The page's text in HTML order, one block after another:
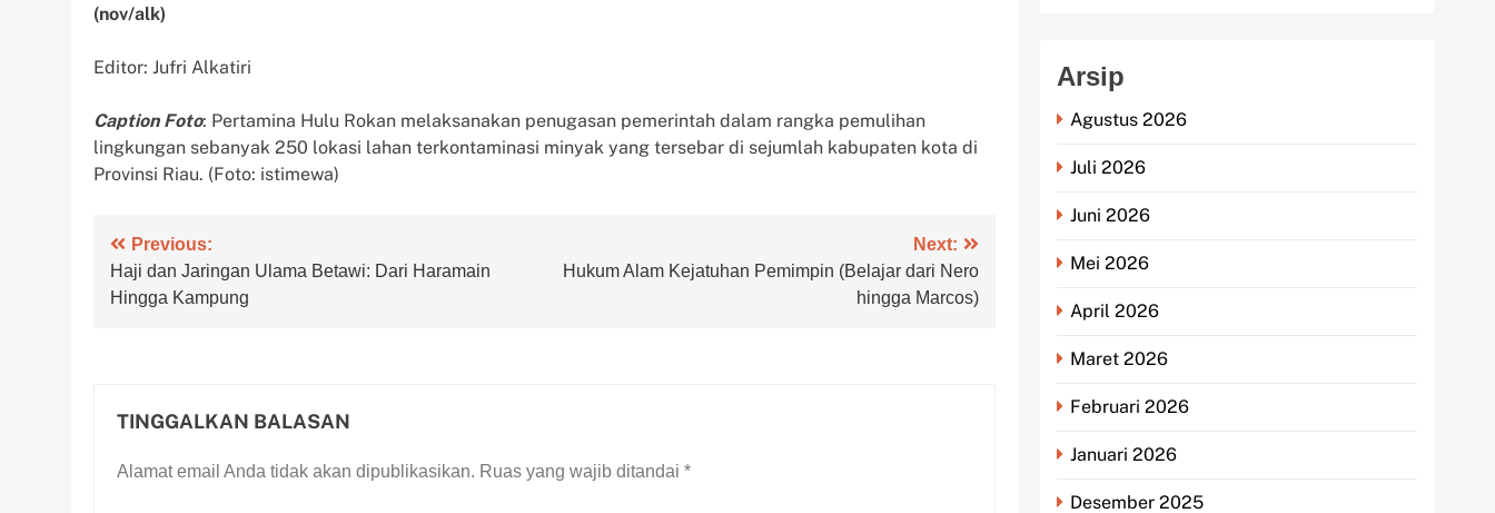
(nov/alk)
Editor: Jufri Alkatiri
Caption Foto: Pertamina Hulu Rokan melaksanakan penugasan pemerintah dalam rangka pemulihan
lingkungan sebanyak 250 lokasi lahan terkontaminasi minyak yang tersebar di sejumlah kabupaten kota di
Provinsi Riau. (Foto: istimewa)
Navigasi
pos
Previous:
Haji dan Jaringan Ulama Betawi: Dari Haramain
Hingga Kampung
Next:
Hukum Alam Kejatuhan Pemimpin (Belajar dari Nero
hingga Marcos)
TINGGALKAN BALASAN
Alamat email Anda tidak akan dipublikasikan. Ruas yang wajib ditandai *
Arsip
Agustus 2026
Juli 2026
Juni 2026
Mei 2026
April 2026
Maret 2026
Februari 2026
Januari 2026
Desember 2025